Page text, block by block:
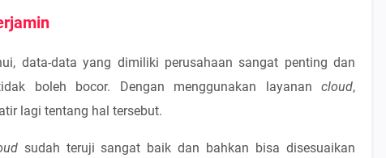
data-data yang dimiliki perusahaan sangat penting dan
boleh bocor. Dengan menggunakan layanan cloud,
lagi tentang hal tersebut.
sudah teruji sangat baik dan bahkan bisa disesuaikan